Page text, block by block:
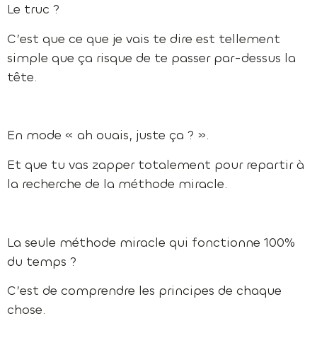
Le truc ?
C’est que ce que je vais te dire est tellement
simple que ça risque de te passer par-dessus la
tête.
En mode « ah ouais, juste ça ? ».
Et que tu vas zapper totalement pour repartir à
la recherche de la méthode miracle.
La seule méthode miracle qui fonctionne 100%
du temps ?
C’est de comprendre les principes de chaque
chose.